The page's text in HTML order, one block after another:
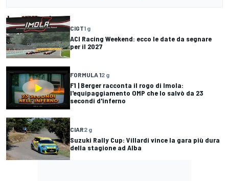
CIGT1 g
ACI Racing Weekend: ecco le date da segnare
per il 2027
FORMULA 12 g
F1 | Berger racconta il rogo di Imola:
l'equipaggiamento OMP che lo salvò da 23
secondi d'inferno
CIAR2 g
Suzuki Rally Cup: Villardi vince la gara più dura
della stagione ad Alba